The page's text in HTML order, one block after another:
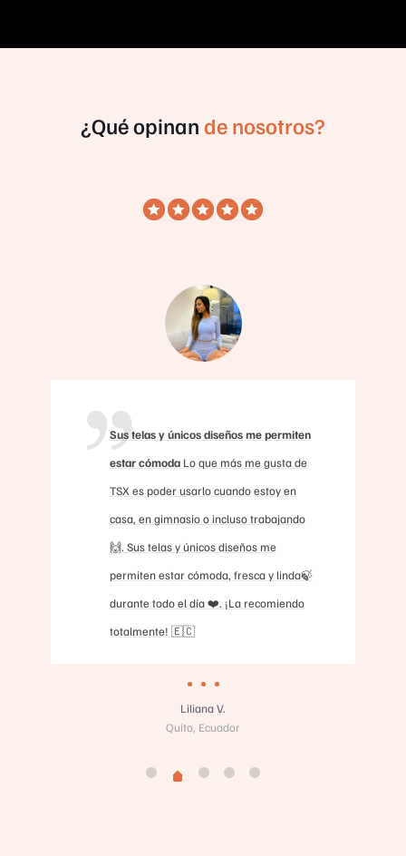
¿Qué opinan de nosotros?
Sus telas y únicos diseños me permiten
estar cómodaLo que más me gusta de
TSX es poder usarlo cuando estoy en
casa, en gimnasio o incluso trabajando
🙌. Sus telas y únicos diseños me
permiten estar cómoda, fresca y linda🍃
durante todo el día ❤️. ¡La recomiendo
totalmente! 🇪🇨
Liliana V.
Quito, Ecuador